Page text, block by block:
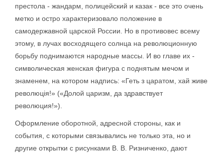
престола - жандарм, полицейский и казак - все это очень
метко и остро характеризовало положение в
самодержавной царской России. Но в противовес всему
этому, в лучах восходящего солнца на революционную
борьбу поднимаются народные массы. И во главе их -
символическая женская фигура с поднятым мечом и
знаменем, на котором надпись: «Геть з царатом, хай живе
революція!» («Долой царизм, да здравствует
революция!»).
Оформление оборотной, адресной стороны, как и
события, с которыми связывались не только эта, но и
другие открытки с рисунками В. В. Ризниченко, дают